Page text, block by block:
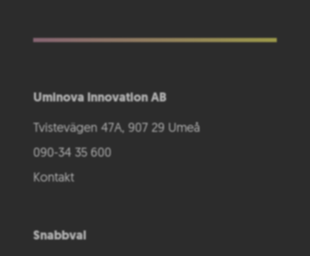
Uminova Innovation AB
Tvistevägen 47A, 907 29 Umeå
090-34 35 600
Kontakt
Snabbval